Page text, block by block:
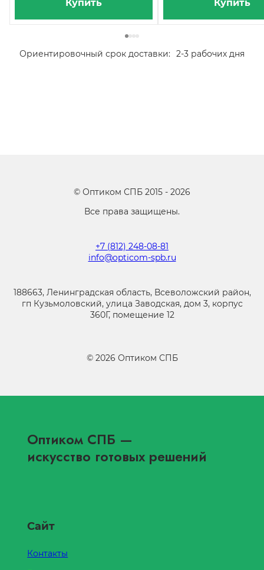
Купить Купить
Ориентировочный срок доставки: 2-3 рабочих дня
© Оптиком СПБ 2015 - 2026
Все права защищены.
+7 (812) 248-08-81
info@opticom-spb.ru
188663, Ленинградская область, Всеволожский район,
гп Кузьмоловский, улица Заводская, дом 3, корпус
360Г, помещение 12
© 2026 Оптиком СПБ
Оптиком СПБ —
искусство готовых решений
Сайт
Контакты